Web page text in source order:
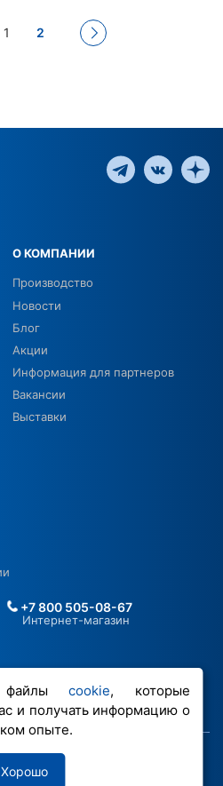
1 2
файлыcookie, которые
и получать информацию о
опыте.
Хорошо
О КОМПАНИИ
Производство
Новости
Блог
Акции
Информация для партнеров
Вакансии
Выставки
cookie
+7 800 505-08-67
Интернет-магазин